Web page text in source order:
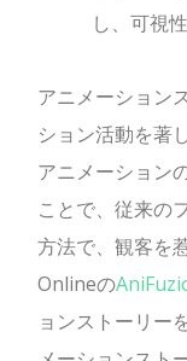
し、可視
アニメーション
ション活動を著
アニメーション
ことで、従来の
方法で、観客を
Onlineの
ョンストーリー